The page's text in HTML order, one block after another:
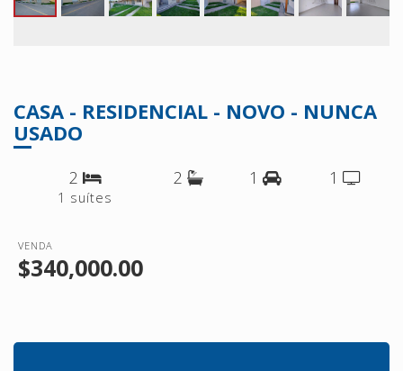
CASA - RESIDENCIAL - NOVO - NUNCA
USADO
2
1 suítes
2 1 1
VENDA
$340,000.00